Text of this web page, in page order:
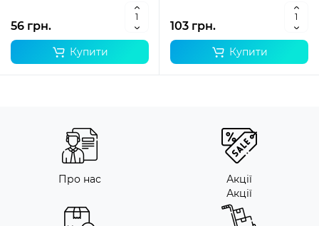
56 грн.
Купити
103 грн.
Купити
Про нас
Акції
Акції